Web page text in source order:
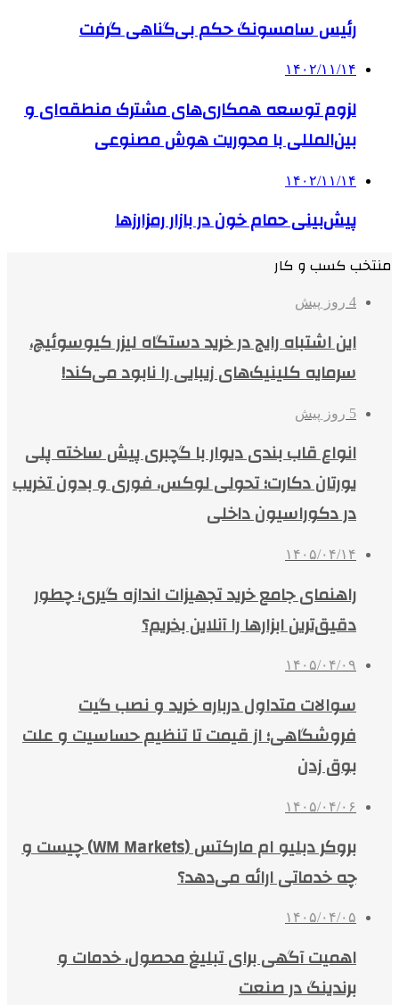
رئیس سامسونگ حکم بی‌گناهی گرفت
۱۴۰۲/۱۱/۱۴
لزوم توسعه همکاری‌های مشترک منطقه‌ای و
بین‌المللی با محوریت هوش مصنوعی
۱۴۰۲/۱۱/۱۴
پیش‌بینی حمام خون در بازار رمزارزها
منتخب کسب و کار
4 روز پیش
این اشتباه رایج در خرید دستگاه لیزر کیوسوئیچ،
سرمایه کلینیک‌های زیبایی را نابود می‌کند!
5 روز پیش
انواع قاب بندی دیوار با گچبری پیش ساخته پلی
یورتان دکارت؛ تحولی لوکس، فوری و بدون تخریب
در دکوراسیون داخلی
۱۴۰۵/۰۴/۱۴
راهنمای جامع خرید تجهیزات اندازه گیری؛ چطور
دقیق‌ترین ابزارها را آنلاین بخریم؟
۱۴۰۵/۰۴/۰۹
سوالات متداول درباره خرید و نصب گیت
فروشگاهی؛ از قیمت تا تنظیم حساسیت و علت
بوق زدن
۱۴۰۵/۰۴/۰۶
بروکر دبلیو ام مارکتس (WM Markets) چیست و
چه خدماتی ارائه می‌دهد؟
۱۴۰۵/۰۴/۰۵
اهمیت آگهی برای تبلیغ محصول، خدمات و
برندینگ در صنعت